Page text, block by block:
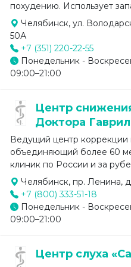
похудению. Использует
Челябинск, ул.
50А
+7 (351) 220-22-55
Понедельник -
09:00–21:00
Центр
Доктора
Ведущий центр коррекции
объединяющий более 60
клиник по России и за
Челябинск, пр. Ленина,
+7 (800) 333-51-18
Понедельник -
09:00–21:00
Центр слуха